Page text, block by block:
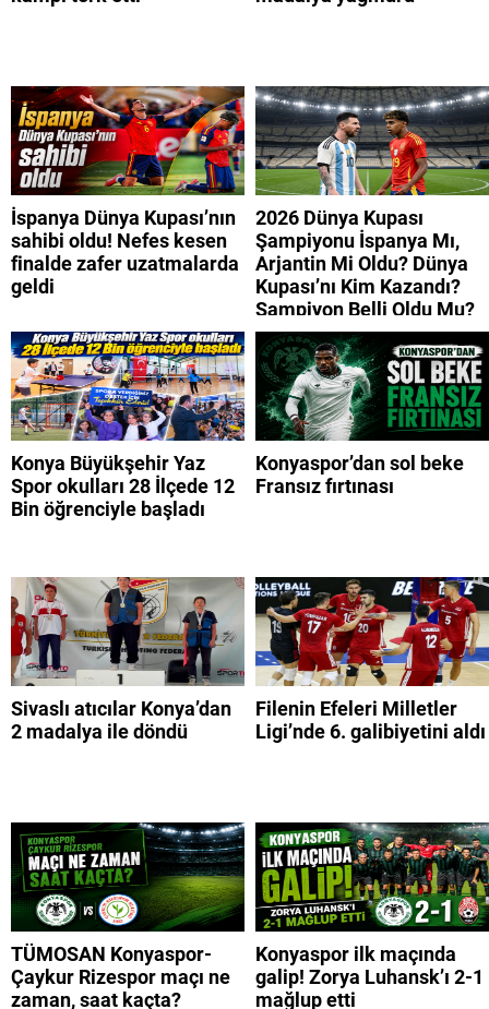
İspanya Dünya Kupası’nın
sahibi oldu! Nefes kesen
finalde zafer uzatmalarda
geldi
2026 Dünya Kupası
Şampiyonu İspanya Mı,
Arjantin Mi Oldu? Dünya
Kupası’nı Kim Kazandı?
Şampiyon Belli Oldu Mu?
Konya Büyükşehir Yaz
Spor okulları 28 İlçede 12
Bin öğrenciyle başladı
Konyaspor’dan sol beke
Fransız fırtınası
Sivaslı atıcılar Konya’dan
2 madalya ile döndü
Filenin Efeleri Milletler
Ligi’nde 6. galibiyetini aldı
TÜMOSAN Konyaspor-
Çaykur Rizespor maçı ne
zaman, saat kaçta?
Konyaspor ilk maçında
galip! Zorya Luhansk’ı 2-1
mağlup etti